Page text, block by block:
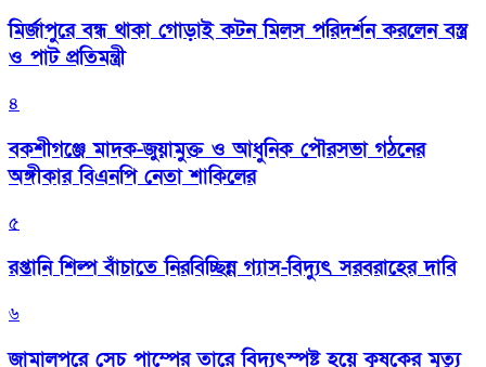
মির্জাপুরে বন্ধ থাকা গোড়াই কটন মিলস পরিদর্শন করলেন বস্ত্র
ও পাট প্রতিমন্ত্রী
৪
বকশীগঞ্জে মাদক-জুয়ামুক্ত ও আধুনিক পৌরসভা গঠনের
অঙ্গীকার বিএনপি নেতা শাকিলের
৫
রপ্তানি শিল্প বাঁচাতে নিরবিচ্ছিন্ন গ্যাস-বিদ্যুৎ সরবরাহের দাবি
৬
জামালপুরে সেচ পাম্পের তারে বিদ্যুৎস্পষ্ট হয়ে কৃষকের মৃত্যু